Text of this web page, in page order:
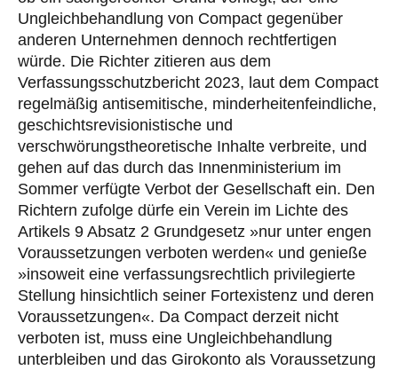
Ungleichbehandlung von Compact gegenüber
anderen Unternehmen dennoch rechtfertigen
würde. Die Richter zitieren aus dem
Verfassungsschutzbericht 2023, laut dem Compact
regelmäßig antisemitische, minderheitenfeindliche,
geschichtsrevisionistische und
verschwörungstheoretische Inhalte verbreite, und
gehen auf das durch das Innenministerium im
Sommer verfügte Verbot der Gesellschaft ein. Den
Richtern zufolge dürfe ein Verein im Lichte des
Artikels 9 Absatz 2 Grundgesetz »nur unter engen
Voraussetzungen verboten werden« und genieße
»insoweit eine verfassungsrechtlich privilegierte
Stellung hinsichtlich seiner Fortexistenz und deren
Voraussetzungen«. Da Compact derzeit nicht
verboten ist, muss eine Ungleichbehandlung
unterbleiben und das Girokonto als Voraussetzung